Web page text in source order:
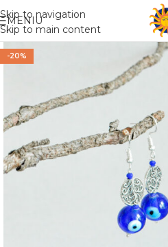
Skip to navigation
Skip to main content
Nemokamas pristatymas į
MENIU
-20%